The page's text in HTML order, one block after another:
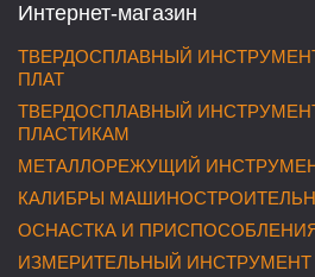
Интернет-магазин
ТВЕРДОСПЛАВНЫЙ
ПЛАТ
ТВЕРДОСПЛАВНЫЙ
ПЛАСТИКАМ
МЕТАЛЛОРЕЖУЩИЙ
КАЛИБРЫ
ОСНАСТКА И
ИЗМЕРИТЕЛЬНЫЙ ИНСТРУМЕНТ